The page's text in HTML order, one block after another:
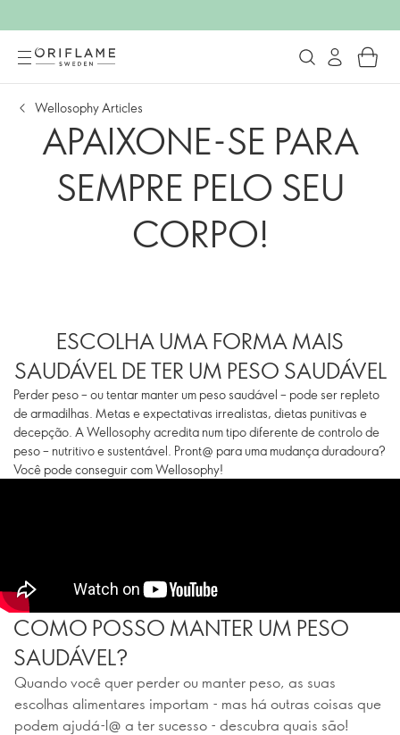
Wellosophy Articles
APAIXONE-SE PARA
SEMPRE PELO SEU
CORPO!
ESCOLHA UMA FORMA MAIS
SAUDÁVEL DE TER UM PESO SAUDÁVEL
Perder peso – ou tentar manter um peso saudável – pode ser repleto
de armadilhas. Metas e expectativas irrealistas, dietas punitivas e
decepção. A Wellosophy acredita num tipo diferente de controlo de
peso – nutritivo e sustentável. Pront@ para uma mudança duradoura?
Você pode conseguir com Wellosophy!
COMO POSSO MANTER UM PESO
SAUDÁVEL?
Quando você quer perder ou manter peso, as suas
escolhas alimentares importam - mas há outras coisas que
podem ajudá-l@ a ter sucesso - descubra quais são!